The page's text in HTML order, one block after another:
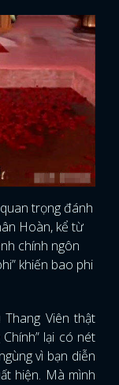
trọng đánh
Hoàn, kể từ
chính ngôn
khiến bao phi
Viên thật
lại có nét
vì bạn diễn
hiện. Mà mình